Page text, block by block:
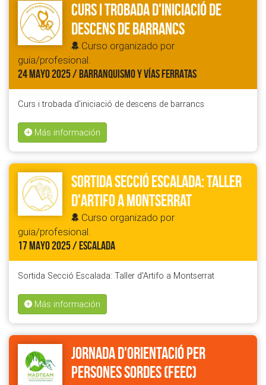
Curs i trobada d'iniciació de
descens de barrancs
Curso organizado por
guia/profesional.
24 MAYO 2025 / BARRANQUISMO Y VÍAS FERRATAS
Curs i trobada d'iniciació de descens de barrancs
Más información
Sortida Secció Escalada: Taller
d'Artifo a Montserrat
Curso organizado por
guia/profesional.
17 MAYO 2025 / ESCALADA
Sortida Secció Escalada: Taller d'Artifo a Montserrat
Más información
Jornada d'orientació per
persones sordes (FEEC)